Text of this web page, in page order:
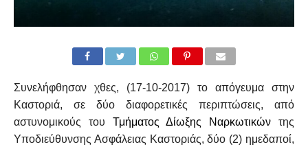
Συνελήφθησαν χθες, (17-10-2017) το απόγευμα στην
Καστοριά, σε δύο διαφορετικές περιπτώσεις, από
αστυνομικούς του Τμήματος Δίωξης Ναρκωτικώντης
Υποδιεύθυνσης Ασφάλειας Καστοριάς, δύο (2) ημεδαποί,